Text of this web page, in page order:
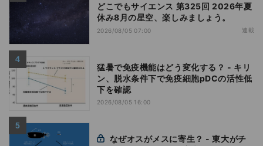
どこでもサイエンス 第325回 2026年夏
休み8月の星空、楽しみましょう。
2026/08/05 07:00 連載
猛暑で免疫機能はどう変化する？ - キリ
ン、脱水条件下で免疫細胞pDCの活性低
下を確認
2026/08/05 16:00